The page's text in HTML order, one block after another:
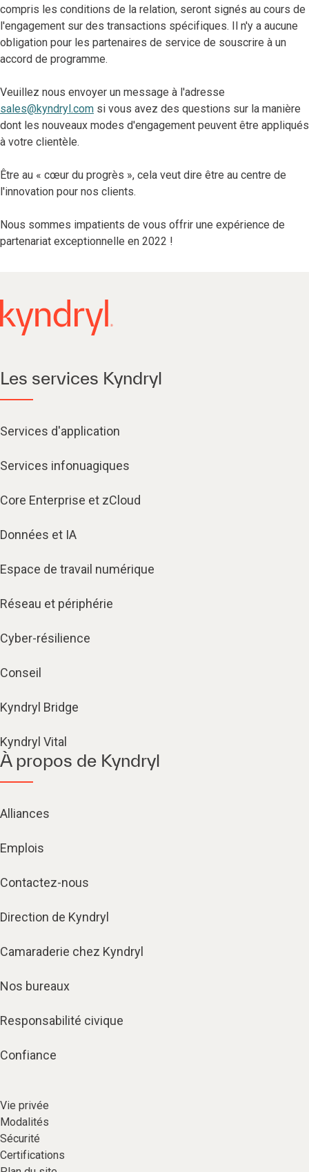
compris les conditions de la relation, seront signés au cours de
l'engagement sur des transactions spécifiques. Il n'y a aucune
obligation pour les partenaires de service de souscrire à un
accord de programme.
Veuillez nous envoyer un message à l'adresse
sales@kyndryl.com si vous avez des questions sur la manière
dont les nouveaux modes d'engagement peuvent être appliqués
à votre clientèle.
Être au « cœur du progrès », cela veut dire être au centre de
l'innovation pour nos clients.
Nous sommes impatients de vous offrir une expérience de
partenariat exceptionnelle en 2022 !
Les services Kyndryl
Services d'application
Services infonuagiques​
Core Enterprise et zCloud
Données et IA
Espace de travail numérique
Réseau et périphérie
Cyber-résilience
Conseil
Kyndryl Bridge
Kyndryl Vital
À propos de Kyndryl
Alliances
Emplois
Contactez-nous
Direction de Kyndryl
Camaraderie chez Kyndryl
Nos bureaux
Responsabilité civique
Confiance
Vie privée​
Modalités
Sécurité​
Certifications